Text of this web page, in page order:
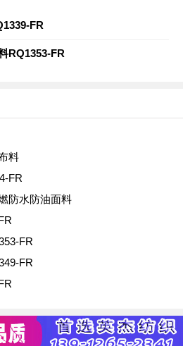
FR
RQ1353-FR
料
FR
防水防油面料
FR
FR